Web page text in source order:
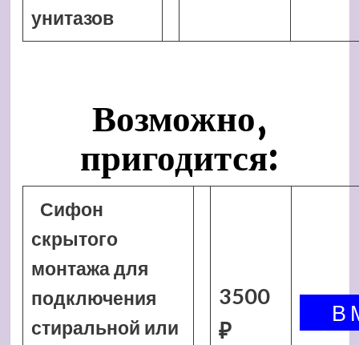
унитазов
Возможно,
пригодится:
Сифон
скрытого
монтажа для
подключения
стиральной или
3500
₽